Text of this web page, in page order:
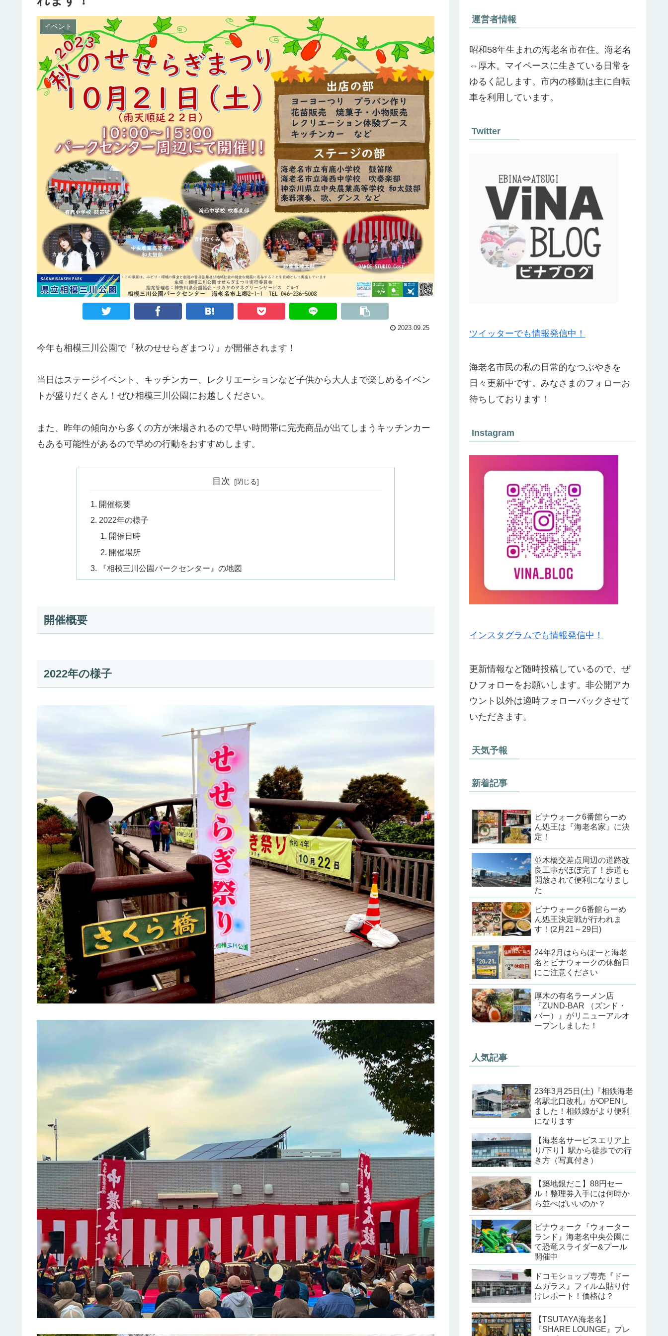
イベント
2023.09.25
今年も相模三川公園で『秋のせせらぎまつり』が開催されます！
当日はステージイベント、キッチンカー、レクリエーションなど子供から大人まで楽しめるイベン
トが盛りだくさん！ぜひ相模三川公園にお越しください。
また、昨年の傾向から多くの方が来場されるので早い時間帯に完売商品が出てしまうキッチンカー
もある可能性があるので早めの行動をおすすめします。
目次
開催概要
2022年の様子
開催日時
開催場所
『相模三川公園パークセンター』の地図
開催概要
2022年の様子
運営者情報
昭和58年生まれの海老名市在住。海老名
⇔厚木。マイペースに生きている日常を
ゆるく記します。市内の移動は主に自転
車を利用しています。
Twitter
ツイッターでも情報発信中！
海老名市民の私の日常的なつぶやきを
日々更新中です。みなさまのフォローお
待ちしております！
Instagram
インスタグラムでも情報発信中！
更新情報など随時投稿しているので、ぜ
ひフォローをお願いします。非公開アカ
ウント以外は適時フォローバックさせて
いただきます。
天気予報
新着記事
ビナウォーク6番館らーめ
ん処王は『海老名家』に決
定！
並木橋交差点周辺の道路改
良工事がほぼ完了！歩道も
開放されて便利になりまし
た
ビナウォーク6番館らーめ
ん処王決定戦が行われま
す！(2月21～29日)
24年2月はららぽーと海老
名とビナウォークの休館日
にご注意ください
厚木の有名ラーメン店
『ZUND-BAR （ズンド・
バー）』がリニューアルオ
ープンしました！
人気記事
23年3月25日(土)『相鉄海老
名駅北口改札』がOPENし
ました！相鉄線がより便利
になります
【海老名サービスエリア上
り/下り】駅から徒歩での行
き方（写真付き）
【築地銀だこ】88円セー
ル！整理券入手には何時か
ら並べばいいのか？
ビナウォーク『ウォーター
ランド』海老名中央公園に
て恐竜スライダー&プール
開催中
ドコモショップ専売『ドー
ムガラス』フィルム貼り付
けレポート！価格は？
【TSUTAYA海老名】
『SHARE LOUNGE』プレ